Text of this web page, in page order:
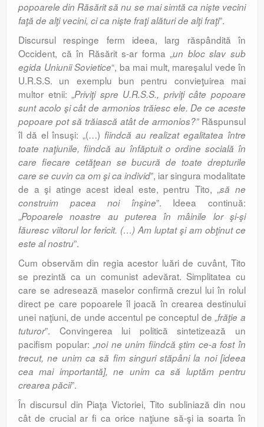
popoarele din Răsărit să nu se mai simtă ca nişte vecini
faţă de alţi vecini, ci ca nişte fraţi alături de alţi fraţi”.
Discursul respinge ferm ideea, larg răspândită în
Occident, că în Răsărit s-ar forma „un bloc slav sub
egida Uniunii Sovietice“, ba mai mult, mareşalul vede în
U.R.S.S. un exemplu bun pentru convieţuirea mai
multor etnii: „Priviţi spre U.R.S.S., priviţi câte popoare
sunt acolo şi cât de armonios trăiesc ele. De ce aceste
popoare pot să trăiască atât de armonios?”Răspunsul
îl dă el însuşi: „(…) fiindcă au realizat egalitatea între
toate naţiunile, fiindcă au înfăptuit o ordine socială în
care fiecare cetăţean se bucură de toate drepturile
care se cuvin ca om şi ca individ”, iar singura modalitate
de a şi atinge acest ideal este, pentru Tito, „să ne
construim pacea noi înşine”. Ideea continuă:
„Popoarele noastre au puterea în mâinile lor şi-şi
făuresc viitorul lor fericit. (…) Am luptat şi am obţinut ce
este al nostru”.
Cum observăm din regia acestor luări de cuvânt, Tito
se prezintă ca un comunist adevărat. Simplitatea cu
care se adresează maselor confirmă crezul lui în rolul
direct pe care popoarele îl joacă în crearea destinului
unei naţiuni, de unde accentul pe conceptul de „frăţie a
tuturor”. Convingerea lui politică sintetizează un
pacifism popular: „noi ne unim fiindcă ştim ce-a fost în
trecut, ne unim ca să fim singuri stăpâni la noi [ideea
cea mai importantă], ne unim ca să luptăm pentru
crearea păcii”.
În discursul din Piaţa Victoriei, Tito subliniază din nou
cât de crucial ar fi ca orice naţiune să-şi ia soarta în